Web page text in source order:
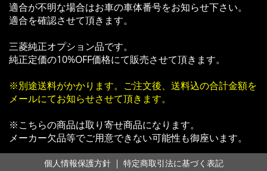
適合が不明な場合はお車の車体番号をお知らせ下さい。
適合を確認させて頂きます。
三菱純正オプション品です。
純正定価の10%OFF価格にて販売させて頂きます。
※別途送料がかかります。ご注文後、送料込の合計金額を
メールにてお知らせさせて頂きます。
※こちらの商品は取り寄せ商品になります。
メーカー欠品等でご用意できない可能性も御座います。
個人情報保護方針 ｜ 特定商取引法に基づく表記